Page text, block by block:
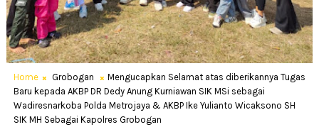
Home Grobogan
Mengucapkan Selamat atas diberikannya Tugas
Baru kepada AKBP DR Dedy Anung Kurniawan SIK MSi sebagai
Wadiresnarkoba Polda Metrojaya & AKBP Ike Yulianto Wicaksono SH
SIK MH Sebagai Kapolres Grobogan